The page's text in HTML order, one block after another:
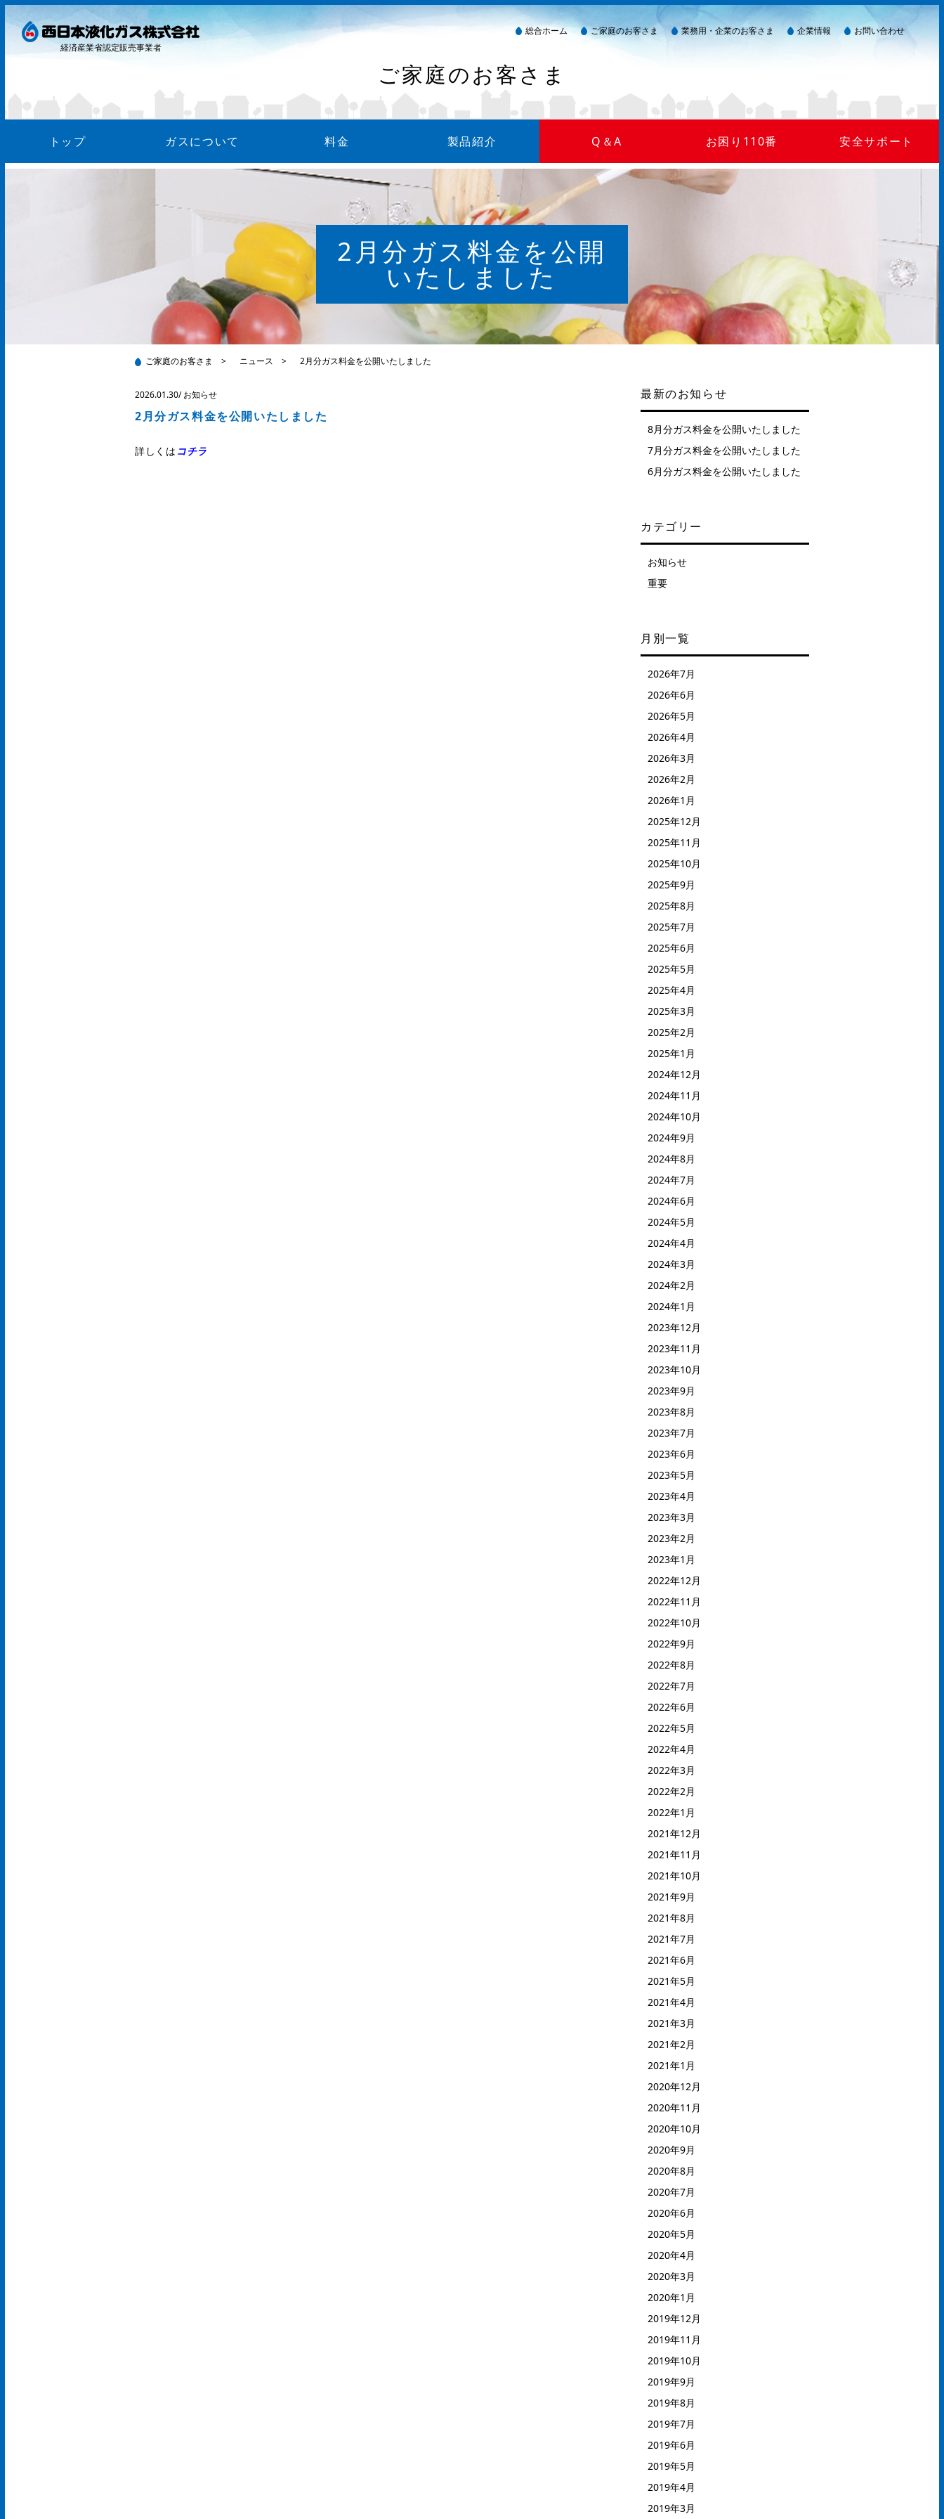
経済産業省認定販売事業者
総合ホーム ご家庭のお客さま 業務用・企業のお客さま 企業情報 お問い合わせ
ご家庭のお客さま
トップ ガスについて 料金
ガス料金について
お支払方法
WEB明細について
製品紹介
ガス衣類乾燥機（乾太くん）
ウォーターサーバー
Q＆A お困り110番
ガス臭い(警報器作動)
LPガスを安全にご使用いただくために
災害が起きたら
ガスが出ない
安全サポート
2月分ガス料金を公開
いたしました
ご家庭のお客さま > ニュース > 2月分ガス料金を公開いたしました
2026.01.30/お知らせ
2月分ガス料金を公開いたしました
詳しくは コチラ
最新のお知らせ
8月分ガス料金を公開いたしました
7月分ガス料金を公開いたしました
6月分ガス料金を公開いたしました
カテゴリー
お知らせ
重要
月別一覧
2026年7月
2026年6月
2026年5月
2026年4月
2026年3月
2026年2月
2026年1月
2025年12月
2025年11月
2025年10月
2025年9月
2025年8月
2025年7月
2025年6月
2025年5月
2025年4月
2025年3月
2025年2月
2025年1月
2024年12月
2024年11月
2024年10月
2024年9月
2024年8月
2024年7月
2024年6月
2024年5月
2024年4月
2024年3月
2024年2月
2024年1月
2023年12月
2023年11月
2023年10月
2023年9月
2023年8月
2023年7月
2023年6月
2023年5月
2023年4月
2023年3月
2023年2月
2023年1月
2022年12月
2022年11月
2022年10月
2022年9月
2022年8月
2022年7月
2022年6月
2022年5月
2022年4月
2022年3月
2022年2月
2022年1月
2021年12月
2021年11月
2021年10月
2021年9月
2021年8月
2021年7月
2021年6月
2021年5月
2021年4月
2021年3月
2021年2月
2021年1月
2020年12月
2020年11月
2020年10月
2020年9月
2020年8月
2020年7月
2020年6月
2020年5月
2020年4月
2020年3月
2020年1月
2019年12月
2019年11月
2019年10月
2019年9月
2019年8月
2019年7月
2019年6月
2019年5月
2019年4月
2019年3月